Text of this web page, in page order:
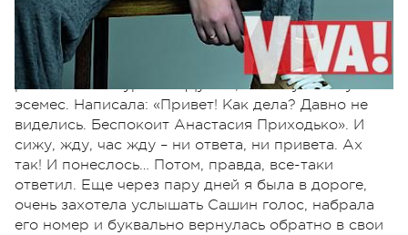
из Сашиных бывших одноклассников очередной
раз дал его новый номер телефона. А я сидела в
Москве, у меня была ностальгия, чувствовала себя
очень одиноко – никого рядом нет, я только
разошлась с Нуриком. Думаю, напишу-ка ему
эсемес. Написала: «Привет! Как дела? Давно не
виделись. Беспокоит Анастасия Приходько». И
сижу, жду, час жду – ни ответа, ни привета. Ах
так! И понеслось… Потом, правда, все-таки
ответил. Еще через пару дней я была в дороге,
очень захотела услышать Сашин голос, набрала
его номер и буквально вернулась обратно в свои